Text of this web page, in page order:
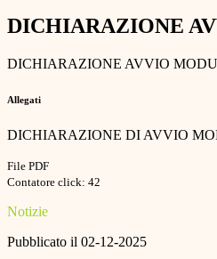
DICHIARAZIONE
DICHIARAZIONE AVVIO
Allegati
DICHIARAZIONE DI AVVIO
File PDF
Contatore click: 42
Notizie
Pubblicato il 02-12-2025